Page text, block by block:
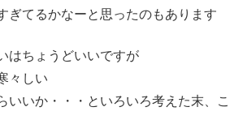
ぎてるかなーと思ったのもあります
はちょうどいいですが
々しい
いいか・・・といろいろ考えた末、こ